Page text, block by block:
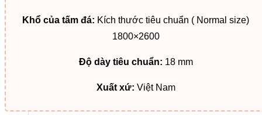
Khổ của tấm đá: Kích thước tiêu chuẩn ( Normal size)
1800×2600
Độ dày tiêu chuẩn: 18 mm
Xuất xứ: Việt Nam